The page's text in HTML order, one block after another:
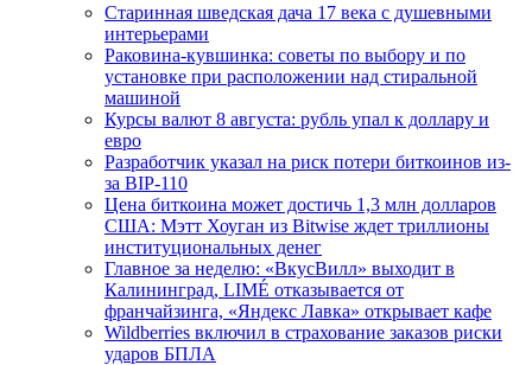
Старинная шведская дача 17 века с душевными
интерьерами
Раковина-кувшинка: советы по выбору и по
установке при расположении над стиральной
машиной
Курсы валют 8 августа: рубль упал к доллару и
евро
Разработчик указал на риск потери биткоинов из-
за BIP-110
Цена биткоина может достичь 1,3 млн долларов
США: Мэтт Хоуган из Bitwise ждет триллионы
институциональных денег
Главное за неделю: «ВкусВилл» выходит в
Калининград, LIMÉ отказывается от
франчайзинга, «Яндекс Лавка» открывает кафе
Wildberries включил в страхование заказов риски
ударов БПЛА